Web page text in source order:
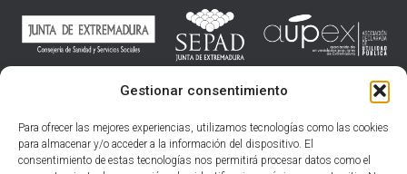
Gestionar consentimiento
Para ofrecer las mejores experiencias, utilizamos tecnologías como las cookies
para almacenar y/o acceder a la información del dispositivo. El
consentimiento de estas tecnologías nos permitirá procesar datos como el
O
O
K
G
R
A
M
B
E